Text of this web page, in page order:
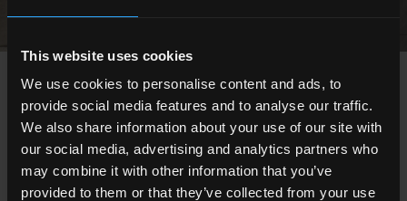
This website uses cookies
We use cookies to personalise content and ads, to
provide social media features and to analyse our traffic.
We also share information about your use of our site with
our social media, advertising and analytics partners who
may combine it with other information that you’ve
provided to them or that they’ve collected from your use
SCEGLI UNA COLLEZIONE PER
Applicazione
Indoor
Outdoor